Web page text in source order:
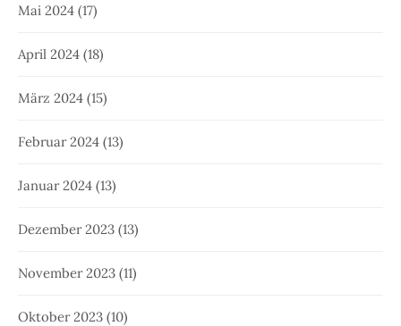
Mai 2024 (17)
April 2024 (18)
März 2024 (15)
Februar 2024 (13)
Januar 2024 (13)
Dezember 2023 (13)
November 2023 (11)
Oktober 2023 (10)